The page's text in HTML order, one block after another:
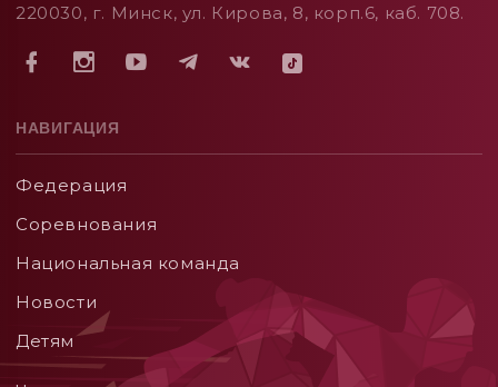
220030, г. Минск, ул. Кирова, 8, корп.6, каб. 708.
НАВИГАЦИЯ
Федерация
Соревнования
Национальная команда
Новости
Детям